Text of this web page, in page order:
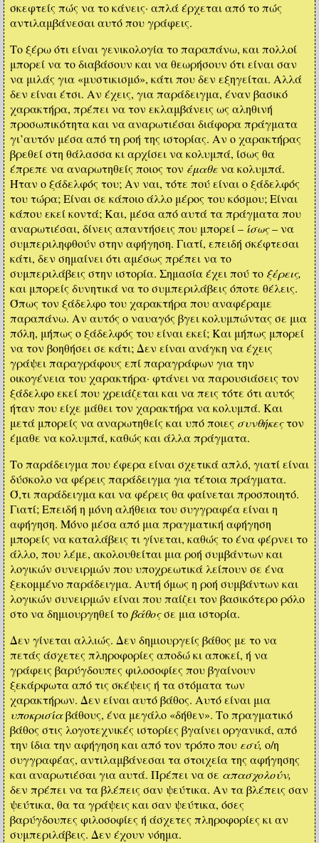
σκεφτείς πώς να το κάνεις· απλά έρχεται από το πώς
αντιλαμβάνεσαι αυτό που γράφεις.
Το ξέρω ότι είναι γενικολογία το παραπάνω, και πολλοί
μπορεί να το διαβάσουν και να θεωρήσουν ότι είναι σαν
να μιλάς για «μυστικισμό», κάτι που δεν εξηγείται. Αλλά
δεν είναι έτσι. Αν έχεις, για παράδειγμα, έναν βασικό
χαρακτήρα, πρέπει να τον εκλαμβάνεις ως αληθινή
προσωπικότητα και να αναρωτιέσαι διάφορα πράγματα
γι’αυτόν μέσα από τη ροή της ιστορίας. Αν ο χαρακτήρας
βρεθεί στη θάλασσα κι αρχίσει να κολυμπά, ίσως θα
έπρεπε να αναρωτηθείς ποιος τον έμαθενα κολυμπά.
Ήταν ο ξάδελφός του; Αν ναι, τότε πού είναι ο ξάδελφός
του τώρα; Είναι σε κάποιο άλλο μέρος του κόσμου; Είναι
κάπου εκεί κοντά; Και, μέσα από αυτά τα πράγματα που
αναρωτιέσαι, δίνεις απαντήσεις που μπορεί – ίσως– να
συμπεριληφθούν στην αφήγηση. Γιατί, επειδή σκέφτεσαι
κάτι, δεν σημαίνει ότι αμέσως πρέπει να το
συμπεριλάβεις στην ιστορία. Σημασία έχει πού το ξέρεις,
και μπορείς δυνητικά να το συμπεριλάβεις όποτε θέλεις.
Όπως τον ξάδελφο του χαρακτήρα που αναφέραμε
παραπάνω. Αν αυτός ο ναυαγός βγει κολυμπώντας σε μια
πόλη, μήπως ο ξάδελφός του είναι εκεί; Και μήπως μπορεί
να τον βοηθήσει σε κάτι; Δεν είναι ανάγκη να έχεις
γράψει παραγράφους επί παραγράφων για την
οικογένεια του χαρακτήρα· φτάνει να παρουσιάσεις τον
ξάδελφο εκεί που χρειάζεται και να πεις τότε ότι αυτός
ήταν που είχε μάθει τον χαρακτήρα να κολυμπά. Και
μετά μπορείς να αναρωτηθείς και υπό ποιες συνθήκεςτον
έμαθε να κολυμπά, καθώς και άλλα πράγματα.
Το παράδειγμα που έφερα είναι σχετικά απλό, γιατί είναι
δύσκολο να φέρεις παράδειγμα για τέτοια πράγματα.
Ό,τι παράδειγμα και να φέρεις θα φαίνεται προσποιητό.
Γιατί; Επειδή η μόνη αλήθεια του συγγραφέα είναι η
αφήγηση. Μόνο μέσα από μια πραγματική αφήγηση
μπορείς να καταλάβεις τι γίνεται, καθώς το ένα φέρνει το
άλλο, που λέμε, ακολουθείται μια ροή συμβάντων και
λογικών συνειρμών που υποχρεωτικά λείπουν σε ένα
ξεκομμένο παράδειγμα. Αυτή όμως η ροή συμβάντων και
λογικών συνειρμών είναι που παίζει τον βασικότερο ρόλο
στο να δημιουργηθεί τοβάθοςσε μια ιστορία.
Δεν γίνεται αλλιώς. Δεν δημιουργείς βάθος με το να
πετάς άσχετες πληροφορίες αποδώ κι αποκεί, ή να
γράφεις βαρύγδουπες φιλοσοφίες που βγαίνουν
ξεκάρφωτα από τις σκέψεις ή τα στόματα των
χαρακτήρων. Δεν είναι αυτό βάθος. Αυτό είναι μια
υποκρισίαβάθους, ένα μεγάλο «δήθεν». Το πραγματικό
βάθος στις λογοτεχνικές ιστορίες βγαίνει οργανικά, από
την ίδια την αφήγηση και από τον τρόπο που εσύ, ο/η
συγγραφέας, αντιλαμβάνεσαι τα στοιχεία της αφήγησης
και αναρωτιέσαι για αυτά. Πρέπει να σε απασχολούν,
δεν πρέπει να τα βλέπεις σαν ψεύτικα. Αν τα βλέπεις σαν
ψεύτικα, θα τα γράψεις και σαν ψεύτικα, όσες
βαρύγδουπες φιλοσοφίες ή άσχετες πληροφορίες κι αν
συμπεριλάβεις. Δεν έχουν νόημα.